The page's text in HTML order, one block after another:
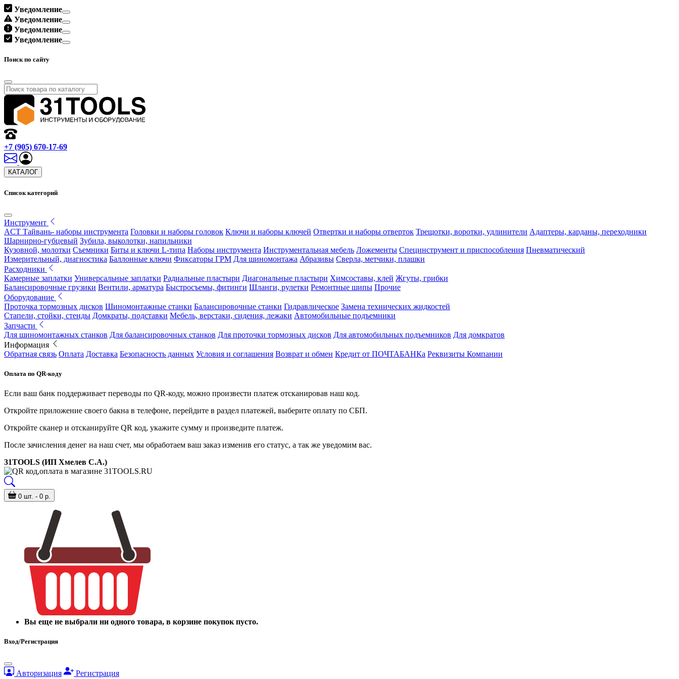
Уведомление
Уведомление
Уведомление
Уведомление
Поиск по сайту
+7 (905) 670-17-69
КАТАЛОГ
Список категорий
Инструмент
ACT Тайвань- наборы инструмента Головки и наборы головок Ключи и наборы ключей Отвертки и наборы отверток Трещотки, воротки, удлинители Адаптеры, карданы, переходники
Шарнирно-губцевый Зубила, выколотки, напильники
Кузовной, молотки Съемники Биты и ключи L-типа Наборы инструмента Инструментальная мебель Ложементы Специнструмент и приспособления Пневматический
Измерительный, диагностика Баллонные ключи Фиксаторы ГРМ Для шиномонтажа Абразивы Сверла, метчики, плашки
Расходники
Камерные заплатки Универсальные заплатки Радиальные пластыри Диагональные пластыри Химсоставы, клей Жгуты, грибки
Балансировочные грузики Вентили, арматура Быстросъемы, фитинги Шланги, рулетки Ремонтные шипы Прочие
Оборудование
Проточка тормозных дисков Шиномонтажные станки Балансировочные станки Гидравлическое Замена технических жидкостей
Стапели, стойки, стенды Домкраты, подставки Мебель, верстаки, сидения, лежаки Автомобильные подъемники
Запчасти
Для шиномонтажных станков Для балансировочных станков Для проточки тормозных дисков Для автомобильных подъемников Для домкратов
Информация
Обратная связь Оплата Доставка Безопасность данных Условия и соглашения Возврат и обмен Кредит от ПОЧТАБАНКа Реквизиты Компании
Оплата по QR-коду
Если ваш банк поддерживает переводы по QR-коду, можно произвести платеж отсканировав наш код.
Откройте приложение своего бакна в телефоне, перейдите в раздел платежей, выберите оплату по СБП.
Откройте сканер и отсканируйте QR код, укажите сумму и произведите платеж.
После зачисления денег на наш счет, мы обработаем ваш заказ изменив его статус, а так же уведомим вас.
31TOOLS (ИП Хмелев С.А.)
0 шт. - 0 р.
Вы еще не выбрали ни одного товара, в корзине покупок пусто.
Вход/Регистрация
Авторизация Регистрация